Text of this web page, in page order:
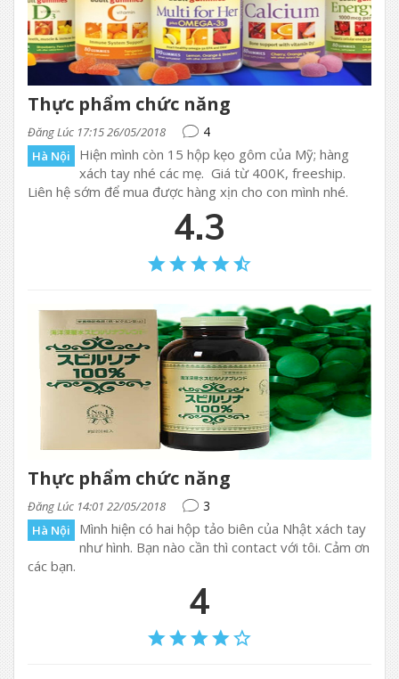
Thực phẩm chức năng
Đăng Lúc 17:15 26/05/2018 4
Hà Nội
Hiện mình còn 15 hộp kẹo gôm của Mỹ; hàng
xách tay nhé các mẹ. Giá từ 400K, freeship.
Liên hệ sớm để mua được hàng xịn cho con mình nhé.
4.3
Thực phẩm chức năng
Đăng Lúc 14:01 22/05/2018 3
Hà Nội
Mình hiện có hai hộp tảo biên của Nhật xách tay
như hình. Bạn nào cần thì contact với tôi. Cảm ơn
các bạn.
4